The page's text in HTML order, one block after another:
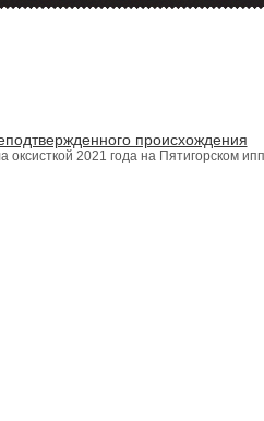
происхождения
оксисткой 2021 года на Пятигорском